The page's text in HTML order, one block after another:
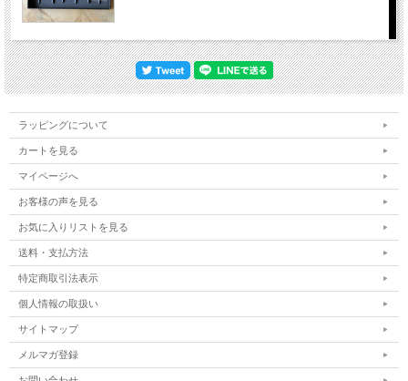
ラッピングについて
カートを見る
マイページへ
お客様の声を見る
お気に入りリストを見る
送料・支払方法
特定商取引法表示
個人情報の取扱い
サイトマップ
メルマガ登録